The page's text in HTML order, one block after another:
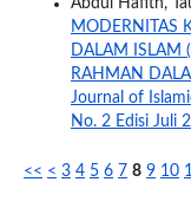
Abdul Hafith,
MODERNITAS
DALAM ISLAM
RAHMAN
Journal of
No. 2 Edisi Juli
<< < 3 4 5 6 7 8 9 10